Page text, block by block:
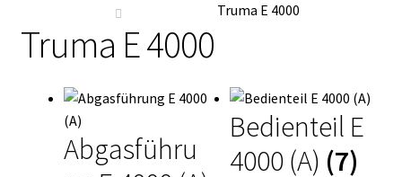
Truma E 4000
Truma E 4000
Abgasführu
Bedienteil E
4000 (A) (7)